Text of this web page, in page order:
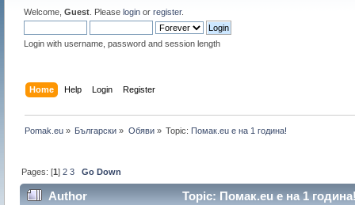
Welcome, Guest. Please loginor register.
Login with username, password and session length
Home Help Login Register
Pomak.eu » Български » Oбяви» Topic: Помак.eu e на 1 година!
Pages: [1]2 3 Go Down
Author Topic: Помак.eu e на 1